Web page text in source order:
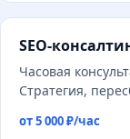
SEO-
Часовая
Стратегия,
от 5 000 ₽/час